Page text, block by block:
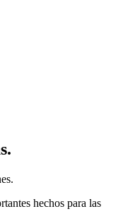
hechos para las